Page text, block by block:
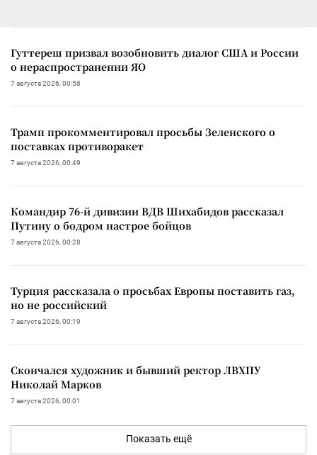
Гуттереш призвал возобновить диалог США и России
о нераспространении ЯО
7 августа 2026, 00:58
Трамп прокомментировал просьбы Зеленского о
поставках противоракет
7 августа 2026, 00:49
Командир 76-й дивизии ВДВ Шихабидов рассказал
Путину о бодром настрое бойцов
7 августа 2026, 00:28
Турция рассказала о просьбах Европы поставить газ,
но не российский
7 августа 2026, 00:19
Скончался художник и бывший ректор ЛВХПУ
Николай Марков
7 августа 2026, 00:01
Показать ещё